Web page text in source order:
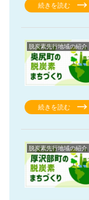
続きを読む
脱炭素先行地域の紹介
続きを読む
脱炭素先行地域の紹介